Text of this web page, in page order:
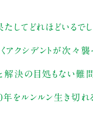
してどれほどいるで
クシデントが次々襲
の目処もない難問
ルンルン生き切れ